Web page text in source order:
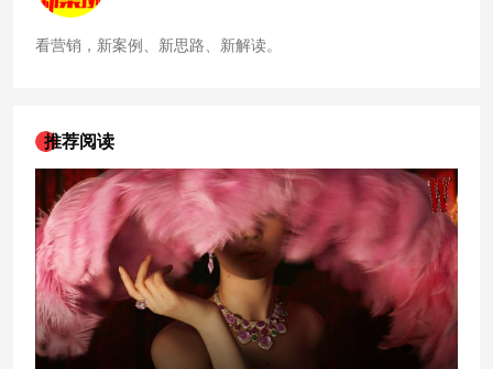
看营销，新案例、新思路、新解读。
推荐阅读